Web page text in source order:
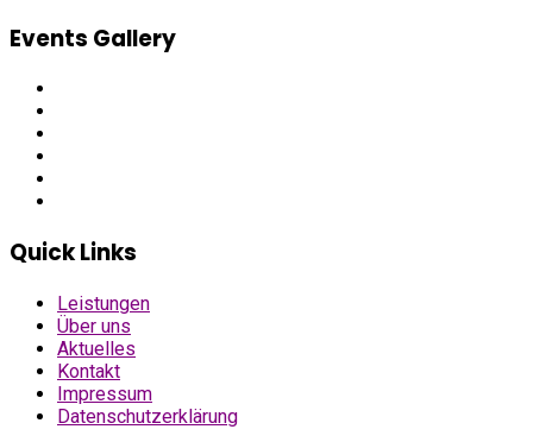
Events Gallery
Quick Links
Leistungen
Über uns
Aktuelles
Kontakt
Impressum
Datenschutzerklärung